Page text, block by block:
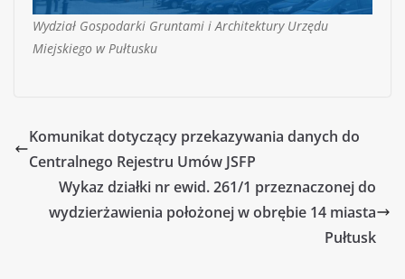
Wydział Gospodarki Gruntami i Architektury Urzędu
Miejskiego w Pułtusku
Komunikat dotyczący przekazywania danych do
Centralnego Rejestru Umów JSFP
Wykaz działki nr ewid. 261/1 przeznaczonej do
wydzierżawienia położonej w obrębie 14 miasta
Pułtusk